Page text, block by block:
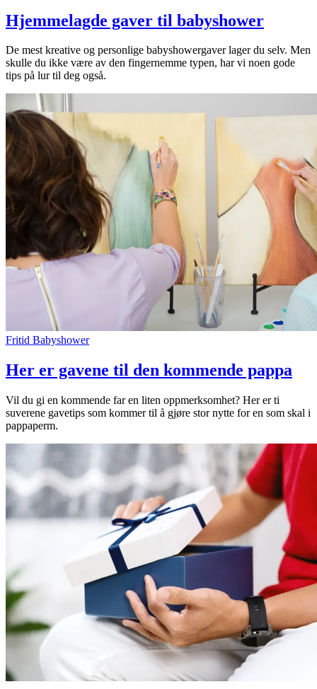
Parkering
Hjemmelagde gaver til babyshower
De mest kreative og personlige babyshowergaver lager du selv. Men
skulle du ikke være av den fingernemme typen, har vi noen gode
tips på lur til deg også.
Fritid Babyshower
Her er gavene til den kommende pappa
Vil du gi en kommende far en liten oppmerksomhet? Her er ti
suverene gavetips som kommer til å gjøre stor nytte for en som skal i
pappaperm.